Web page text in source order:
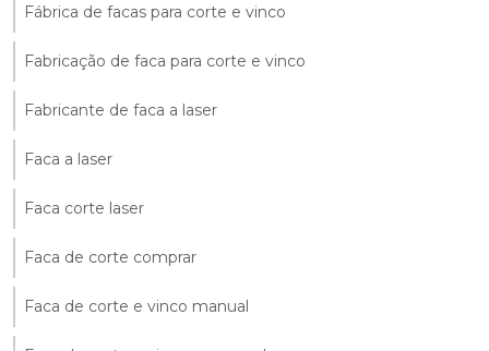
Fábrica de facas para corte e vinco
Fabricação de faca para corte e vinco
Fabricante de faca a laser
Faca a laser
Faca corte laser
Faca de corte comprar
Faca de corte e vinco manual